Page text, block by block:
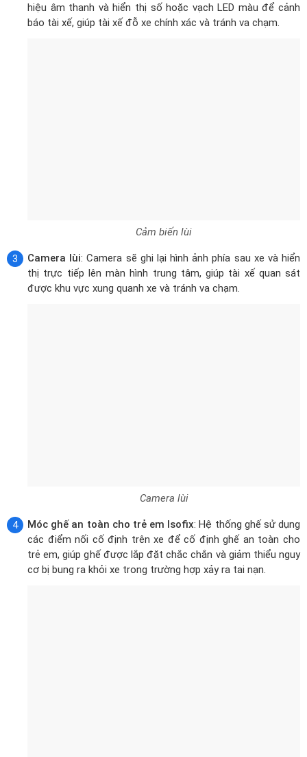
hiệu âm thanh và hiển thị số hoặc vạch LED màu để cảnh
báo tài xế, giúp tài xế đỗ xe chính xác và tránh va chạm.
Cảm biến lùi
Camera lùi: Camera sẽ ghi lại hình ảnh phía sau xe và hiển
thị trực tiếp lên màn hình trung tâm, giúp tài xế quan sát
được khu vực xung quanh xe và tránh va chạm.
Camera lùi
Móc ghế an toàn cho trẻ em Isofix: Hệ thống ghế sử dụng
các điểm nối cố định trên xe để cố định ghế an toàn cho
trẻ em, giúp ghế được lắp đặt chắc chắn và giảm thiểu nguy
cơ bị bung ra khỏi xe trong trường hợp xảy ra tai nạn.